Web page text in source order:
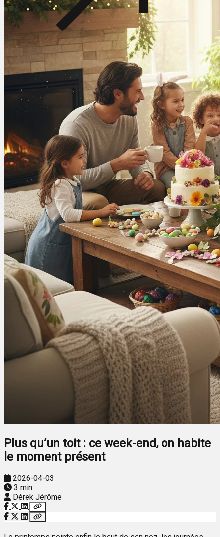
Plus qu’un toit : ce week-end, on habite
le moment présent
2026-04-03
3 min
Dérek Jérôme